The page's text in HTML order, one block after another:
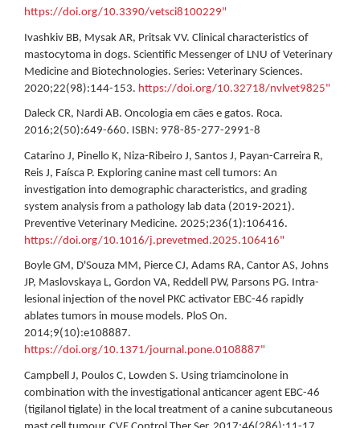
https://doi.org/10.3390/vetsci8100229"
Ivashkiv BB, Mysak AR, Pritsak VV. Clinical characteristics of
mastocytoma in dogs. Scientific Messenger of LNU of Veterinary
Medicine and Biotechnologies. Series: Veterinary Sciences.
2020;22(98):144-153. https://doi.org/10.32718/nvlvet9825"
Daleck CR, Nardi AB. Oncologia em cães e gatos. Roca.
2016;2(50):649-660. ISBN: 978-85-277-2991-8
Catarino J, Pinello K, Niza-Ribeiro J, Santos J, Payan-Carreira R,
Reis J, Faísca P. Exploring canine mast cell tumors: An
investigation into demographic characteristics, and grading
system analysis from a pathology lab data (2019-2021).
Preventive Veterinary Medicine. 2025;236(1):106416.
https://doi.org/10.1016/j.prevetmed.2025.106416"
Boyle GM, D'Souza MM, Pierce CJ, Adams RA, Cantor AS, Johns
JP, Maslovskaya L, Gordon VA, Reddell PW, Parsons PG. Intra-
lesional injection of the novel PKC activator EBC-46 rapidly
ablates tumors in mouse models. PloS On.
2014;9(10):e108887.
https://doi.org/10.1371/journal.pone.0108887"
Campbell J, Poulos C, Lowden S. Using triamcinolone in
combination with the investigational anticancer agent EBC-46
(tigilanol tiglate) in the local treatment of a canine subcutaneous